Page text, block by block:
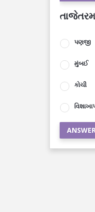
પણજી
મુંબઈ
કોચી